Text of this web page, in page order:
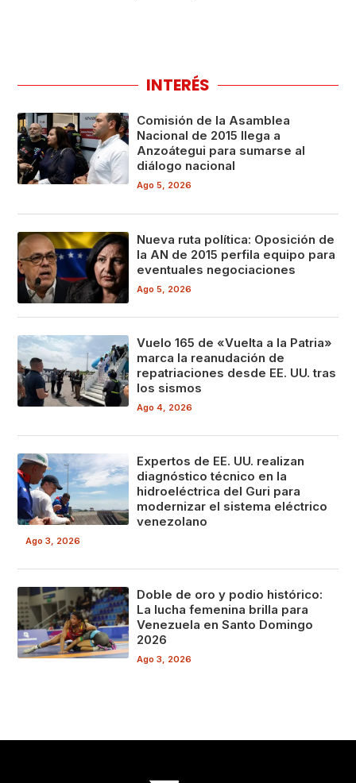
INTERÉS
Comisión de la Asamblea
Nacional de 2015 llega a
Anzoátegui para sumarse al
diálogo nacional
Ago 5, 2026
Nueva ruta política: Oposición de
la AN de 2015 perfila equipo para
eventuales negociaciones
Ago 5, 2026
Vuelo 165 de «Vuelta a la Patria»
marca la reanudación de
repatriaciones desde EE. UU. tras
los sismos
Ago 4, 2026
Expertos de EE. UU. realizan
diagnóstico técnico en la
hidroeléctrica del Guri para
modernizar el sistema eléctrico
venezolano
Ago 3, 2026
Doble de oro y podio histórico:
La lucha femenina brilla para
Venezuela en Santo Domingo
2026
Ago 3, 2026